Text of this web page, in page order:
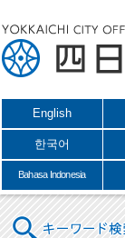
English
한국어
Bahasa Indonesia
キーワード検索